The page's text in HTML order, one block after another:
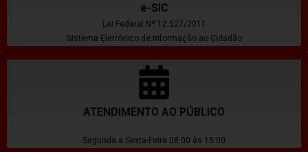
e-SIC
Lei Federal Nº 12.527/2011
Sistema Eletrônico de Informação ao Cidadão
ATENDIMENTO AO PÚBLICO
Segunda a Sexta-Feira 08:00 às 15:00